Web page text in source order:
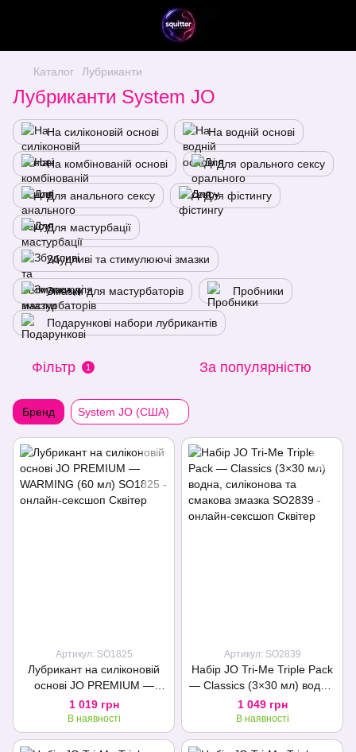
Каталог Лубриканти
Лубриканти System JO
На силіконовій основі На водній основі
На комбінованій основі Для орального сексу
Для анального сексу Для фістингу
Для мастурбації
Збудливі та стимулюючі змазки
Змазки для мастурбаторів Пробники
Подарункові набори лубрикантів
Фільтр 1 За популярністю
Бренд System JO (США)
Артикул: SO1825
Лубрикант на силіконовій
основі JO PREMIUM —
WARMING (60 мл)
1 019 грн
В наявності
Артикул: SO2839
Набір JO Tri-Me Triple Pack
— Classics (3×30 мл) водна,
силіконова та смакова
змазка
1 049 грн
В наявності